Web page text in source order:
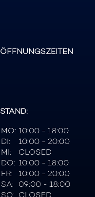
ÖFFNUNGSZEITEN
STAND:
MO: 10:00 - 18:00
DI:
10:00 - 20:00
MI:
CLOSED
DO: 10:00 - 18:00
FR:
10:00 - 20:00
SA: 09:00 - 18:00
SO: CLOSED